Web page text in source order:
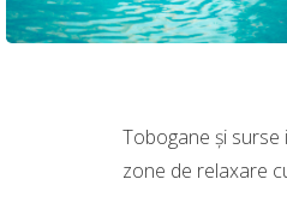
Tobogane şi surse
zone de relaxare